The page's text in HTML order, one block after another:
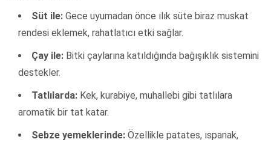
Süt ile: Gece uyumadan önce ılık süte biraz muskat
rendesi eklemek, rahatlatıcı etki sağlar.
Çay ile: Bitki çaylarına katıldığında bağışıklık sistemini
destekler.
Tatlılarda: Kek, kurabiye, muhallebi gibi tatlılara
aromatik bir tat katar.
Sebze yemeklerinde: Özellikle patates, ıspanak,